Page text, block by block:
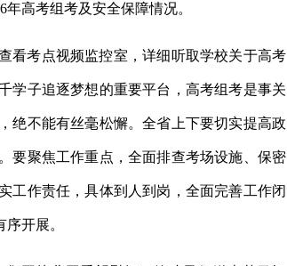
高考组考及安全保障情况。
看考点视频监控室，详细听取学校关于高考
学子追逐梦想的重要平台，高考组考是事关
绝不能有丝毫松懈。全省上下要切实提高政
要聚焦工作重点，全面排查考场设施、保密
工作责任，具体到人到岗，全面完善工作闭
开展。